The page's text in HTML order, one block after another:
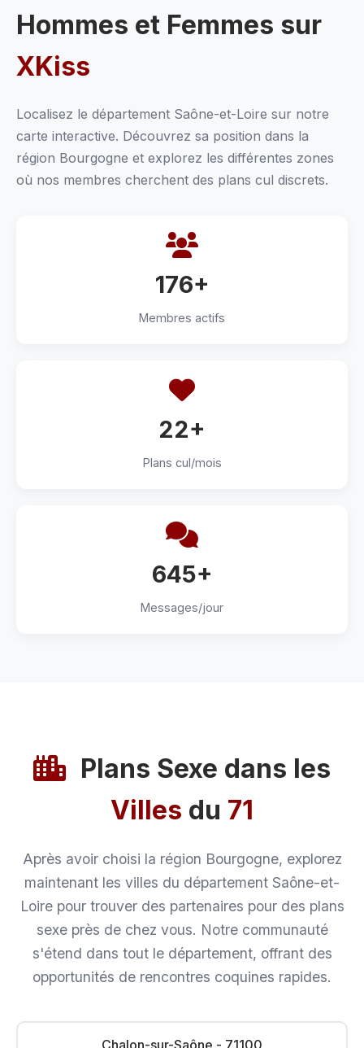
Hommes et Femmes sur
XKiss
Localisez le département Saône-et-Loire sur notre
carte interactive. Découvrez sa position dans la
région Bourgogne et explorez les différentes zones
où nos membres cherchent des plans cul discrets.
176+
Membres actifs
22+
Plans cul/mois
645+
Messages/jour
Plans Sexe dans les
Villes du 71
Après avoir choisi la région Bourgogne, explorez
maintenant les villes du département Saône-et-
Loire pour trouver des partenaires pour des plans
sexe près de chez vous. Notre communauté
s'étend dans tout le département, offrant des
opportunités de rencontres coquines rapides.
Chalon-sur-Saône - 71100